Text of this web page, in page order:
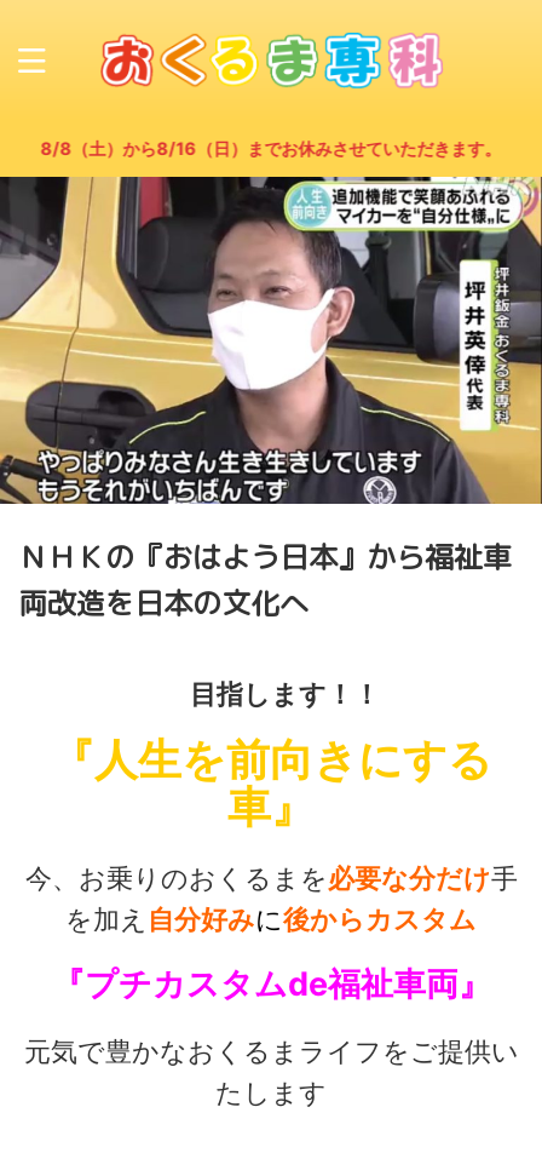
から8/16（日）までお休みさせていただきます。 8/17(月)から
ＮＨＫの『おはよう日本』から福祉車
両改造を日本の文化へ
目指します！！
『人生を前向きにする
車』
今、お乗りのおくるまを必要な分だけ手
を加え 自分好みに後からカスタム
『プチカスタムde福祉車両』
元気で豊かなおくるまライフをご提供い
たします